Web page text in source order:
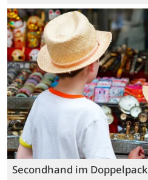
Secondhand im Doppelpack